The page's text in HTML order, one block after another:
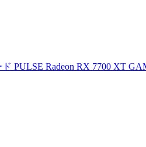
PULSE Radeon RX 7700 XT